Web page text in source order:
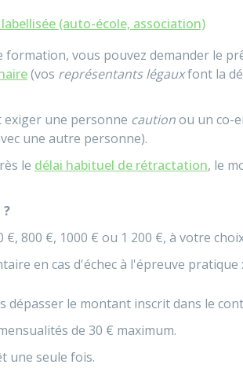
(auto-école, association)
formation, vous pouvez demander le
(vos représentants légauxfont la
une personne cautionou un co-
une autre personne).
le délai habituel de rétractation, le
€, 800 €, 1000 € ou 1 200 €, à votre
en cas d'échec à l'épreuve pratique :
dépasser le montant inscrit dans le
de 30 € maximum.
une seule fois.